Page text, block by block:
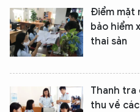
Điểm mặt
bảo hiểm
thai sản
Thanh tra
thu về